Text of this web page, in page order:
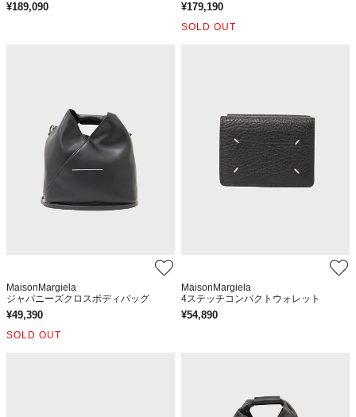
¥189,090 ¥179,190
SOLD OUT
MaisonMargiela
ジャパニーズクロスボディバッグ
¥49,390
SOLD OUT
MaisonMargiela
4ステッチコンパクトウォレット
¥54,890